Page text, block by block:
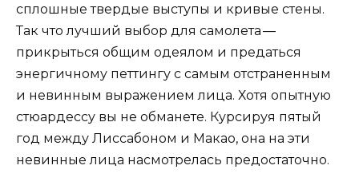
сплошные твердые выступы и кривые стены.
Так что лучший выбор для самолета —
прикрыться общим одеялом и предаться
энергичному петтингу с самым отстраненным
и невинным выражением лица. Хотя опытную
стюардессу вы не обманете. Курсируя пятый
год между Лиссабоном и Макао, она на эти
невинные лица насмотрелась предостаточно.